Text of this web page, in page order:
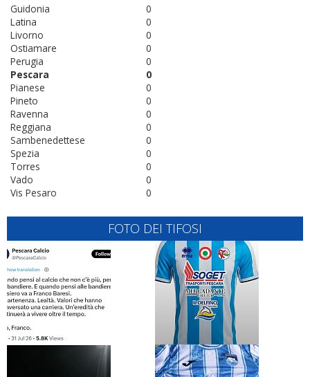
0
Guidonia
0
Latina
0
Livorno
0
Ostiamare
0
Perugia
0
Pescara
0
Pianese
0
Pineto
0
Ravenna
0
Reggiana
0
Sambenedettese
0
Spezia
0
Torres
0
Vado
0
Vis Pesaro
FOTO DEI TIFOSI